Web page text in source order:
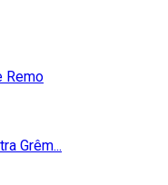
Remo
Grêm...